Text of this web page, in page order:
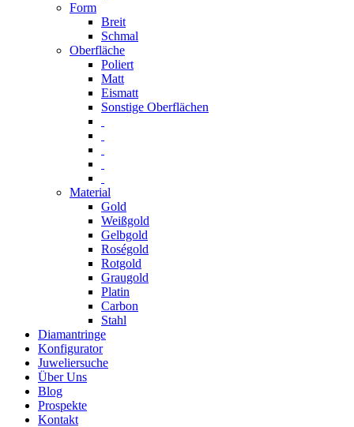
Form
Breit
Schmal
Oberfläche
Poliert
Matt
Eismatt
Sonstige Oberflächen
Material
Gold
Weißgold
Gelbgold
Roségold
Rotgold
Graugold
Platin
Carbon
Stahl
Diamantringe
Konfigurator
Juweliersuche
Über Uns
Blog
Prospekte
Kontakt